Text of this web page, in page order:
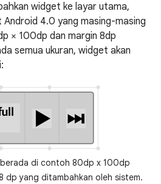
widget ke layar utama,
4.0 yang masing-masing
× 100dp dan margin 8dp
semua ukuran, widget akan
di contoh 80dp x 100dp
dp yang ditambahkan oleh sistem.